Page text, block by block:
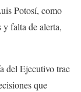
Potosí, como
falta de alerta,
del Ejecutivo trae
que